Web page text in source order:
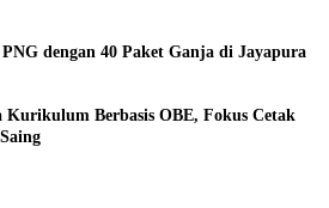
dengan 40 Paket Ganja di Jayapura
Kurikulum Berbasis OBE, Fokus Cetak